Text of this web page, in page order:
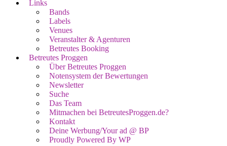
Links
Bands
Labels
Venues
Veranstalter & Agenturen
Betreutes Booking
Betreutes Proggen
Über Betreutes Proggen
Notensystem der Bewertungen
Newsletter
Suche
Das Team
Mitmachen bei BetreutesProggen.de?
Kontakt
Deine Werbung/Your ad @ BP
Proudly Powered By WP